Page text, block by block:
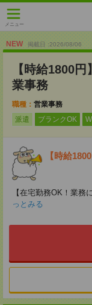
メニュー
NEW 掲載日 :2026/08/06
【時給1800
業事務
職種： 営業事務
派遣
ブランクOK
【時給
【在宅勤務OK！業
っとみる